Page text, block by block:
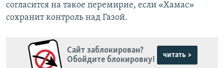
согласится на такое перемирие, если «Хамас»
сохранит контроль над Газой.
Сайт заблокирован?
Обойдите блокировку!
читать >